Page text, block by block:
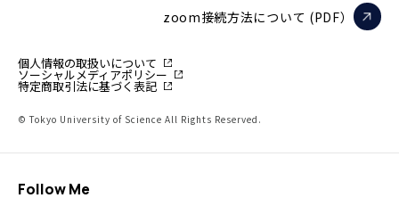
zoom接続方法について (PDF）
個人情報の取扱いについて
ソーシャルメディアポリシー
特定商取引法に基づく表記
© Tokyo University of Science All Rights Reserved.
Follow Me